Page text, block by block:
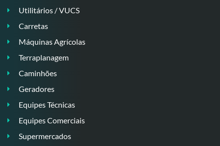
Utilitários / VUCS
Carretas
Máquinas Agrícolas
Terraplanagem
Caminhões
Geradores
Equipes Técnicas
Equipes Comerciais
Supermercados